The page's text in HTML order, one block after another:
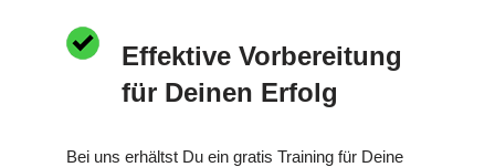
Effektive Vorbereitung
für Deinen Erfolg
Bei uns erhältst Du ein gratis Training für Deine